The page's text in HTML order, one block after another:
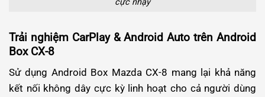
Trải nghiệm CarPlay & Android Auto trên Android
Box CX-8
Sử dụng Android Box Mazda CX-8 mang lại khả năng
kết nối không dây cực kỳ linh hoạt cho cả người dùng